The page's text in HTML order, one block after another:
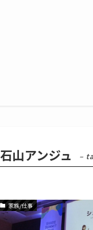
石山アンジュ –
家族/仕事